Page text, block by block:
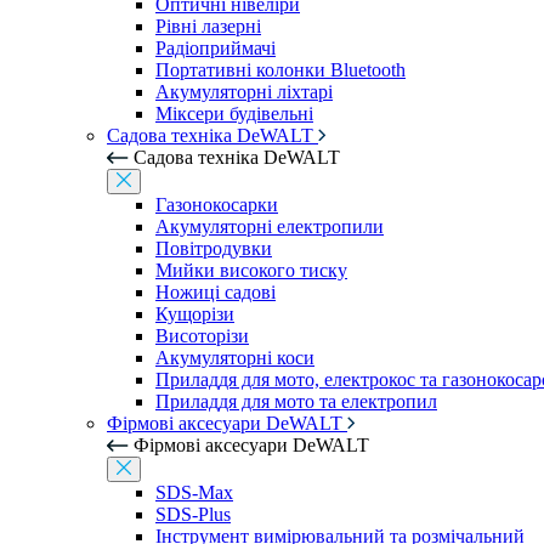
Оптичні нівеліри
Рівні лазерні
Радіоприймачі
Портативні колонки Bluetooth
Акумуляторні ліхтарі
Міксери будівельні
Садова техніка DeWALT
Садова техніка DeWALT
Газонокосарки
Акумуляторні електропили
Повітродувки
Мийки високого тиску
Ножиці садові
Кущорізи
Висоторізи
Акумуляторні коси
Приладдя для мото, електрокос та
Приладдя для мото та електропил
Фірмові аксесуари DeWALT
Фірмові аксесуари DeWALT
SDS-Max
SDS-Plus
Інструмент вимірювальний та розмічальний